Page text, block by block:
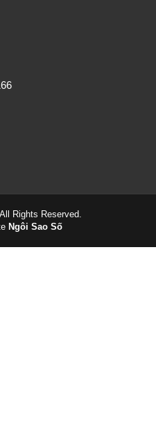
Rights Reserved.
Ngôi Sao Số